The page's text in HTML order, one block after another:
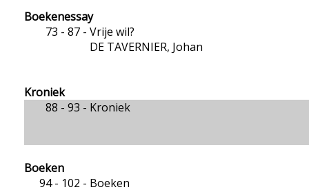
Boekenessay
73 - 87 - Vrije wil?
DE TAVERNIER, Johan
Kroniek
88 - 93 - Kroniek
Boeken
94 - 102 - Boeken